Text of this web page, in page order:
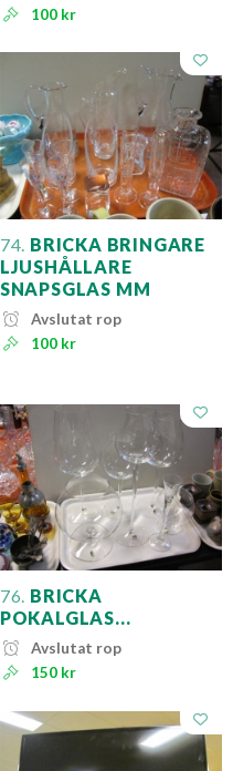
100 kr
74. BRICKA BRINGARE
LJUSHÅLLARE
SNAPSGLAS MM
Avslutat rop
100 kr
76. BRICKA
POKALGLAS...
Avslutat rop
150 kr